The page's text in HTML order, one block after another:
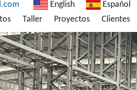
English Español
Taller Proyectos Clientes